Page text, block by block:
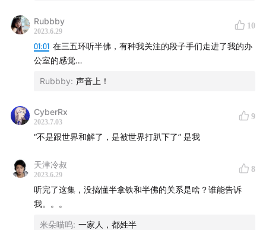
Rubbby
2023.6.29
10
01:01 在三五环听半佛，有种我关注的段子手们走进了我的办
公室的感觉…
Rubbby: 声音上！
CyberRx
2023.7.03
9
“不是跟世界和解了，是被世界打趴下了” 是我
天津冷叔
2023.6.29
8
听完了这集，没搞懂半拿铁和半佛的关系是啥？谁能告诉
我。。。
米朵喵呜: 一家人，都姓半